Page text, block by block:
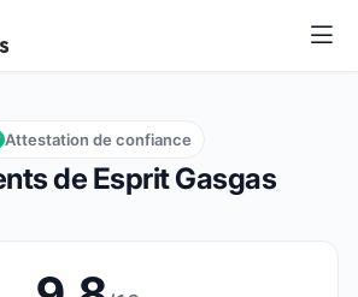
10
de Esprit Gasgas
Attestation de confiance